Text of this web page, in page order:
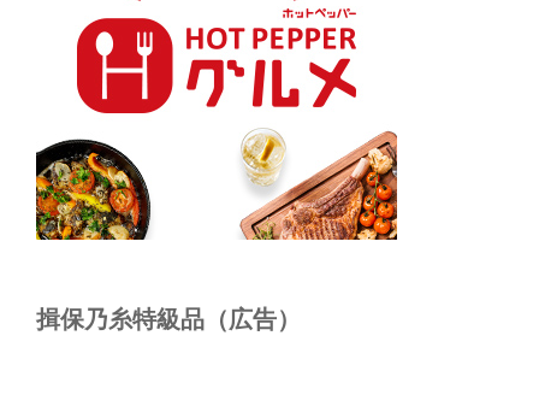
揖保乃糸特級品（広告）